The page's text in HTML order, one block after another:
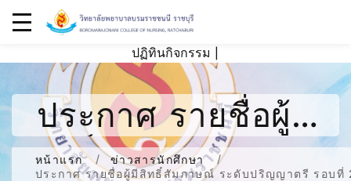
ปฏิทินกิจกรรม
ประกาศ รายชื่อผู้มี
สิทธิ์สัมภาษณ์ ระดับ
หน้าแรก
ข่าวสารนักศึกษา
ประกาศ รายชื่อผู้มีสิทธิ์สัมภาษณ์ ระดับปริญญาตรี รอบที่